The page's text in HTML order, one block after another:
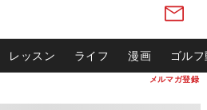
メルマガ登録
レッスン ライフ 漫画 ゴル